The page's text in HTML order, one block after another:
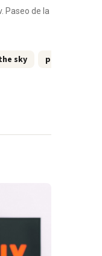
Paseo de la
sky pastelería